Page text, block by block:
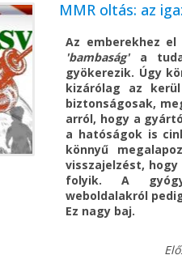
MMR oltás: az
Az emberekhez
'bambaság'a
gyökerezik. Úgy
kizárólag az
biztonságosak,
arról, hogy a
a hatóságok is
könnyű
visszajelzést,
folyik. A
weboldalakról
Ez nagy baj.